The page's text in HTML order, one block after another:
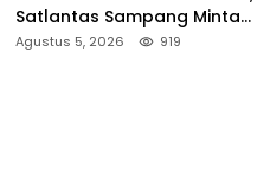
Satlantas Sampang Minta
Latihan Gerak Jalan Pindah ke
Agustus 5, 2026 919